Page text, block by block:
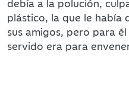
debía a la polución,
plástico, la que le había
sus amigos, pero para
servido era para